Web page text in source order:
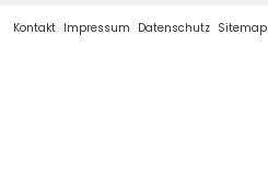
Kontakt Impressum Datenschutz Sitemap